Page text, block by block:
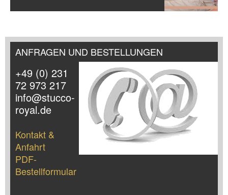
ANFRAGEN UND BESTELLUNGEN
+49 (0) 231
72 973 217
info@stucco-
royal.de
Kontakt &
Anfahrt
PDF-
Bestellformular